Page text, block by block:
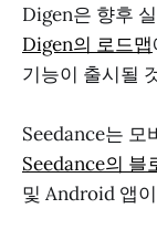
Digen은 향후
Digen의 로드맵
기능이 출시될
Seedance는 모
Seedance의 블
및 Android 앱